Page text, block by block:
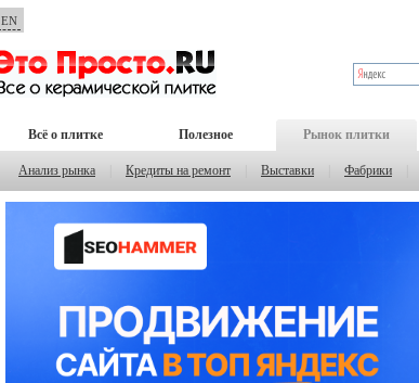
EN
Всё о плитке Полезное Рынок плитки
Анализ рынка Кредиты на ремонт Выставки Фабрики